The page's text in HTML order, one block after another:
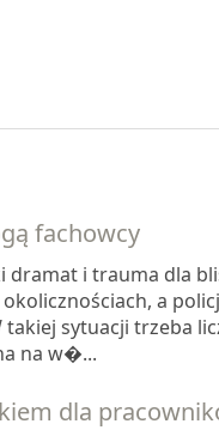
fachowcy
dramat i trauma dla
a
sytuacji trzeba
na w�...
dla